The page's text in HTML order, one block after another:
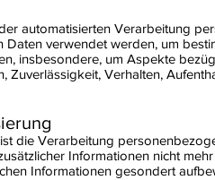
automatisierten Verarbeitung
Daten verwendet werden, um
insbesondere, um Aspekte
Zuverlässigkeit, Verhalten,
die Verarbeitung
Informationen nicht
Informationen gesondert